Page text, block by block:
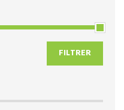
FILTRER